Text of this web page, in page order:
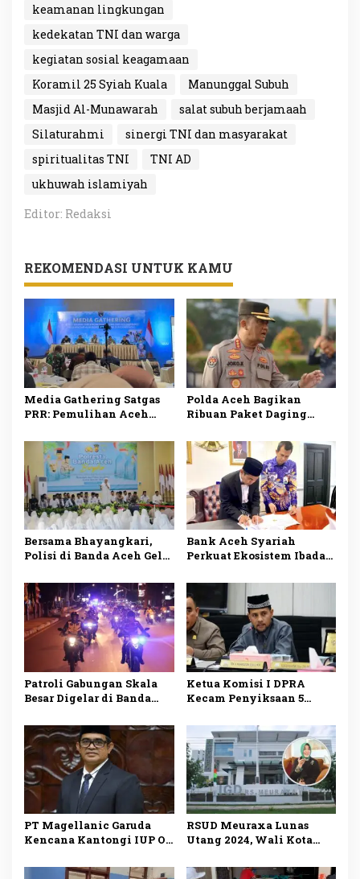
keamanan lingkungan
kedekatan TNI dan warga
kegiatan sosial keagamaan
Koramil 25 Syiah Kuala
Manunggal Subuh
Masjid Al-Munawarah
salat subuh berjamaah
Silaturahmi
sinergi TNI dan masyarakat
spiritualitas TNI
TNI AD
ukhuwah islamiyah
Editor: Redaksi
REKOMENDASI UNTUK KAMU
Media Gathering Satgas
PRR: Pemulihan Aceh
Fase Transisi
Polda Aceh Bagikan
Ribuan Paket Daging
dan Awak Media
Bersama Bhayangkari,
Polisi di Banda Aceh Gelar
Korban Banjir
Bank Aceh Syariah
Perkuat Ekosistem Ibadah:
Kementerian Haji dan
Umrah RI
Patroli Gabungan Skala
Besar Digelar di Banda
Dandim Ikut Memimpin
Ketua Komisi I DPRA
Kecam Penyiksaan 5
Cumi Maluku
PT Magellanic Garuda
Kencana Kantongi IUP OP
Aceh Pastikan Proses
RSUD Meuraxa Lunas
Utang 2024, Wali Kota
Manajemen Rumah Sakit